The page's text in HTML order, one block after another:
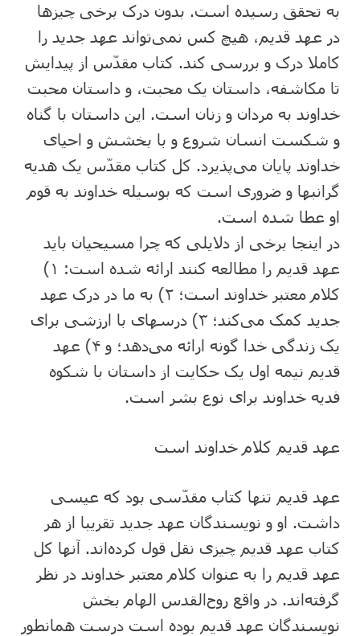
به تحقق رسیده است. بدون درک برخی چیزها
در عهد قدیم، هیچ کس نمی‌تواند عهد جدید را
کاملا درک و بررسی کند. کتاب مقدّس از پیدایش
تا مکاشفه، داستان یک محبت، و داستان محبت
خداوند به مردان و زنان است. این داستان با گناه
و شکست انسان شروع و با بخشش و احیای
خداوند پایان می‌پذیرد. کل کتاب مقدّس یک هدیه
گرانبها و ضروری است که بوسیله خداوند به قوم
او عطا شده است.
در اینجا برخی از دلایلی که چرا مسیحیان باید
عهد قدیم را مطالعه کنند ارائه شده است: ۱)
کلام معتبر خداوند است؛ ۲) به ما در درک عهد
جدید کمک می‌کند؛ ۳) درسهای با ارزشی برای
یک زندگی خدا گونه ارائه می‌دهد؛ و ۴) عهد
قدیم نیمه اول یک حکایت از داستان با شکوه
فدیه خداوند برای نوع بشر است.
عهد قدیم کلام خداوند است
عهد قدیم تنها کتاب مقدّسی بود که عیسی
داشت. او و نویسندگان عهد جدید تقریبا از هر
کتاب عهد قدیم چیزی نقل قول کرده‌اند. آنها کل
عهد قدیم را به عنوان کلام معتبر خداوند در نظر
گرفته‌اند. در واقع روح‌القدس الهام بخش
نویسندگان عهد قدیم بوده است درست همانطور